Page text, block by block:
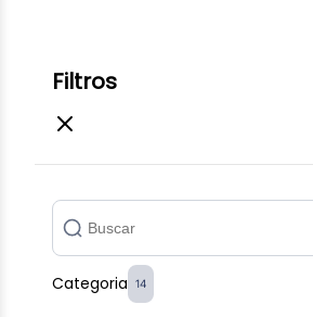
Filtros
Categoria 14